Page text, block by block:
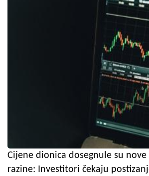
Cijene dionica dosegnule su
razine: Investitori čekaju